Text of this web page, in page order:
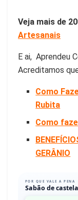
Veja mais de
Artesanais
E ai, Aprendeu
Acreditamos
Como
Rubita
Como
GERÂNIO
POR QUE VALE A PENA
Sabão de